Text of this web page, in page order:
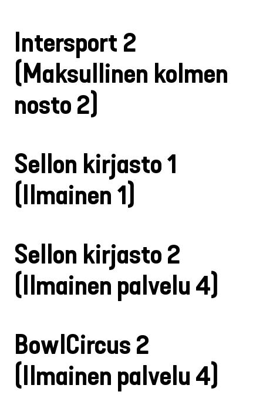
Intersport 2
(Maksullinen kolmen
nosto 2)
Sellon kirjasto 1
(Ilmainen 1)
Sellon kirjasto 2
(Ilmainen palvelu 4)
BowlCircus 2
(Ilmainen palvelu 4)